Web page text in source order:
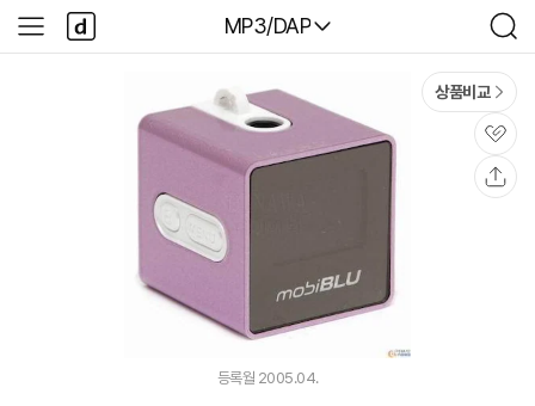
다나와
MP3/DAP
검
색
사
이
다
나
와
상품비교
관
심
등록월 2005.04.